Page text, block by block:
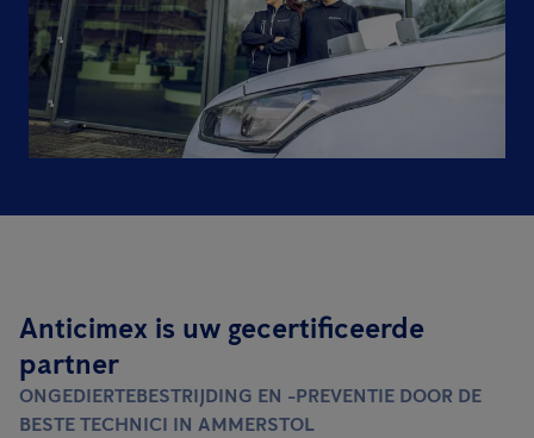
Anticimex is uw gecertificeerde
partner
ONGEDIERTEBESTRIJDING EN -PREVENTIE DOOR DE
BESTE TECHNICI IN AMMERSTOL